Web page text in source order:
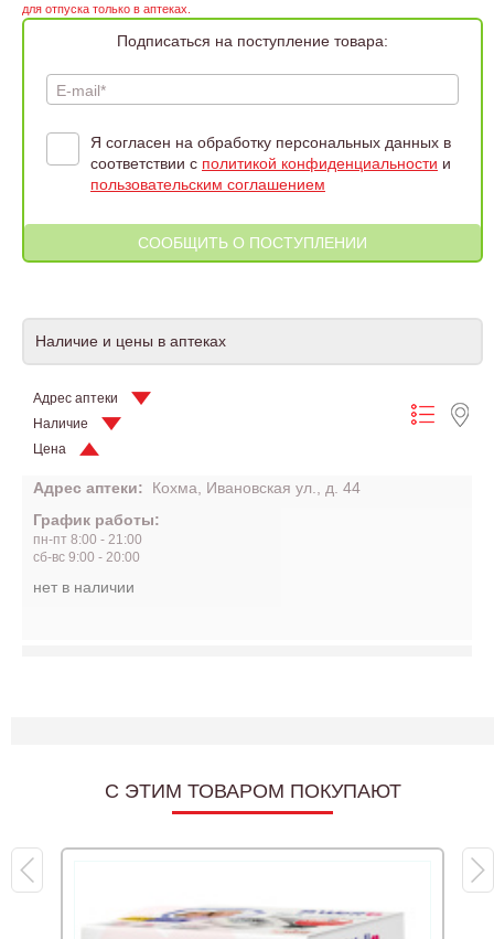
для отпуска только в аптеках.
Подписаться на поступление товара:
E-mail*
Я согласен на обработку персональных данных в
соответствии с политикой конфиденциальности и
пользовательским соглашением
Наличие и цены в аптеках
Адрес аптеки
Наличие
Цена
Адрес аптеки:
Кохма, Ивановская ул., д. 44
График работы:
пн-пт 8:00 - 21:00
сб-вс 9:00 - 20:00
нет в наличии
C ЭТИМ ТОВАРОМ ПОКУПАЮТ